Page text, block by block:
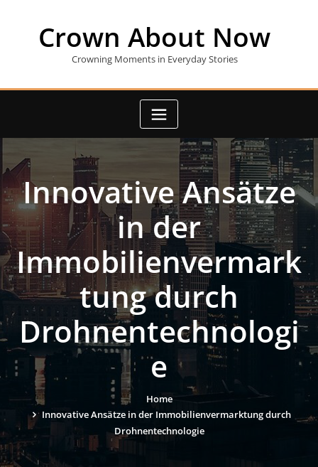
Crown About Now
Crowning Moments in Everyday Stories
Innovative Ansätze
in der
Immobilienvermark
tung durch
Drohnentechnologi
e
Home
Innovative Ansätze in der Immobilienvermarktung durch
Drohnentechnologie